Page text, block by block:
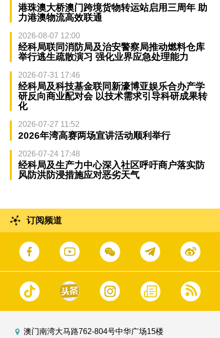
港珠澳大桥澳门跨境货物转运站启用三周年 助
力港澳物流高效联通
2026-08-07 12:00
经科局联同消防局及治安警察局推动燃料仓库
举行逃生疏散演习 强化业界应急处理能力
2026-07-31 17:46
经科局及科技基金联同新濠博亚娱乐合办产学
研反向商业配对会 以技术需求引导科研成果转
化
2026-07-27 11:52
2026年湾高赛两场宣讲活动顺利举行
2026-07-24 17:48
经科局及生产力中心深入社区呼吁商户落实防
风防洪防浸措施应对恶劣天气
订阅频道
澳门南湾大马路762-804号中华广场15楼